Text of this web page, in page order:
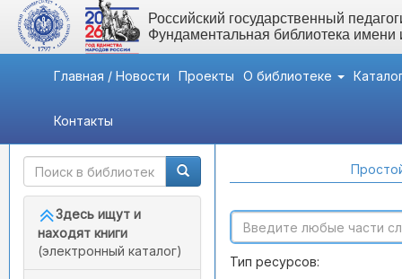
Российский государственный
Фундаментальная библиотека
Главная / Новости Проекты О библиотеке
Контакты
Быстрый доступ
Здесь ищут и
находят книги
(электронный каталог)
Тип ресурсов: